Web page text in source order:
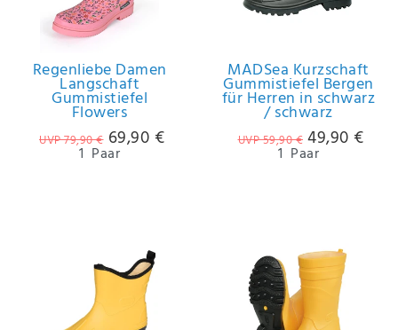
Regenliebe Damen
Langschaft
Gummistiefel
Flowers
UVP 79,90 € 69,90 €
1 Paar
MADSea Kurzschaft
Gummistiefel Bergen
für Herren in schwarz
/ schwarz
UVP 59,90 € 49,90 €
1 Paar